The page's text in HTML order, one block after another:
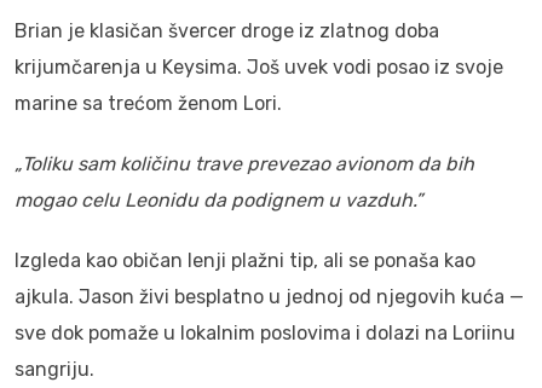
Brian je klasičan švercer droge iz zlatnog doba
krijumčarenja u Keysima. Još uvek vodi posao iz svoje
marine sa trećom ženom Lori.
„Toliku sam količinu trave prevezao avionom da bih
mogao celu Leonidu da podignem u vazduh.”
Izgleda kao običan lenji plažni tip, ali se ponaša kao
ajkula. Jason živi besplatno u jednoj od njegovih kuća —
sve dok pomaže u lokalnim poslovima i dolazi na Loriinu
sangriju.